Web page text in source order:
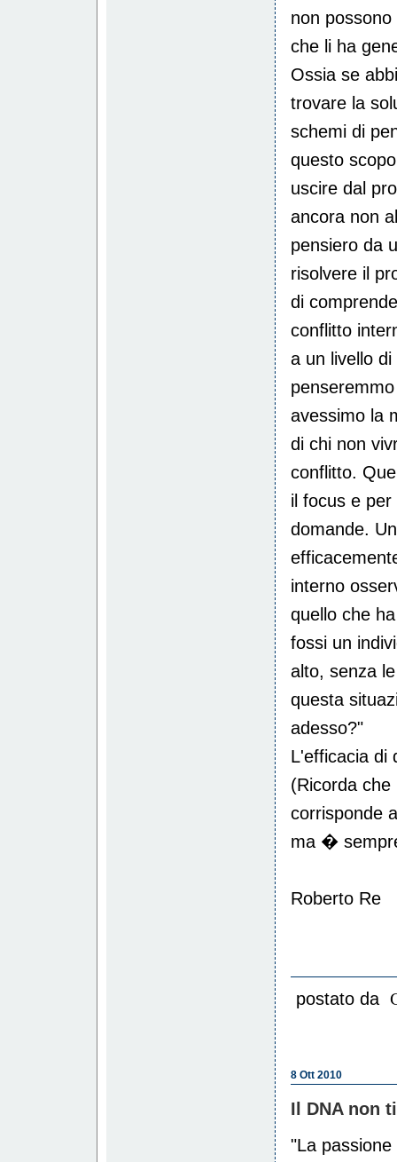
non
che li ha
Ossia se
trovare la
schemi di
questo
uscire dal
ancora non
pensiero da
risolvere il
di
conflitto
a un livello
avessimo la
di chi non
conflitto.
il focus e
domande.
interno
quello che
fossi un
alto, senza
questa
adesso?"
L'efficacia di
(Ricorda
corrisponde
ma �
Roberto Re
postato da
8 Ott 2010
Il DNA non
"La